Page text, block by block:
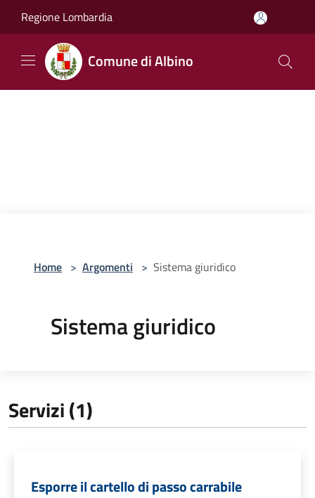
Regione Lombardia
Comune di Albino
Home > Argomenti > Sistema giuridico
Sistema giuridico
Servizi (1)
Esporre il cartello di passo carrabile